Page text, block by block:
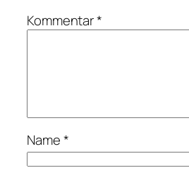
Kommentar*
Name*